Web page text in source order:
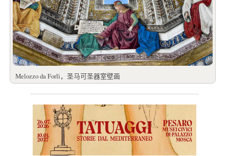
Melozzo da Forlì，圣马可圣器室壁画